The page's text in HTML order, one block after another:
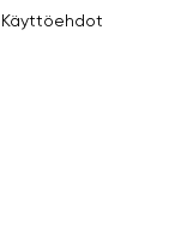
Käyttöehdot